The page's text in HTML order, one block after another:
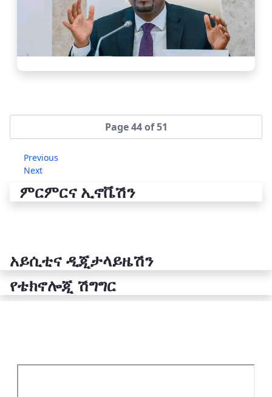
Page 44 of 51
Previous
Next
ምርምርና ኢኖቬሽን
አይሲቲና ዲጂታላይዜሽን
የቴክኖሎጂ ሽግግር